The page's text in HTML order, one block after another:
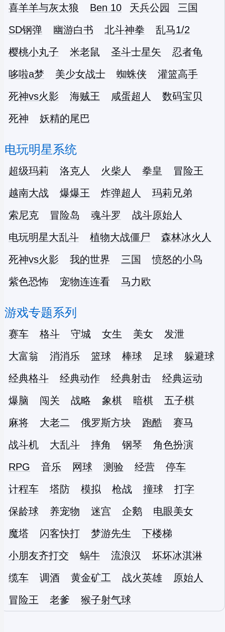
喜羊羊与灰太狼
Ben 10 天兵公园
三国
SD钢弹
幽游白书 北斗神拳
乱马1/2
樱桃小丸子
米老鼠 圣斗士星矢
忍者龟
哆啦a梦
美少女战士 蜘蛛侠
灌篮高手
死神vs火影
海贼王 咸蛋超人
数码宝贝
死神
妖精的尾巴
电玩明星系统
超级玛莉 洛克人 火柴人 拳皇
冒险王
越南大战
爆爆王 炸弹超人
玛莉兄弟
索尼克
冒险岛 魂斗罗
战斗原始人
电玩明星大乱斗
植物大战僵尸
森林冰火人
死神vs火影
我的世界 三国
愤怒的小鸟
紫色恐怖
宠物连连看 马力欧
游戏专题系列
赛车 格斗 守城 女生 美女
发泄
大富翁
消消乐 篮球 棒球 足球
躲避球
经典格斗
经典动作 经典射击
经典运动
爆脑
闯关 战略 象棋 暗棋
五子棋
麻将
大老二 俄罗斯方块 跑酷
赛马
战斗机
大乱斗 摔角 钢琴
角色扮演
RPG
音乐 网球 测验 经营
停车
计程车
塔防 模拟 枪战 撞球
打字
保龄球
养宠物 迷宫 企鹅
电眼美女
魔塔
闪客快打 梦游先生
下楼梯
小朋友齐打交
蜗牛 流浪汉
坏坏冰淇淋
缆车
调酒 黄金矿工 战火英雄
原始人
冒险王
老爹 猴子射气球